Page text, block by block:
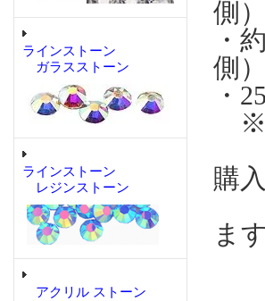
ラインストーン
ガラスストーン
ラインストーン
レジンストーン
アクリル ストーン
側）
・
側）
・
※
同
購入
製
ます